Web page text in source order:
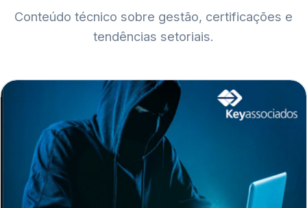
Conteúdo técnico sobre gestão, certificações e
tendências setoriais.